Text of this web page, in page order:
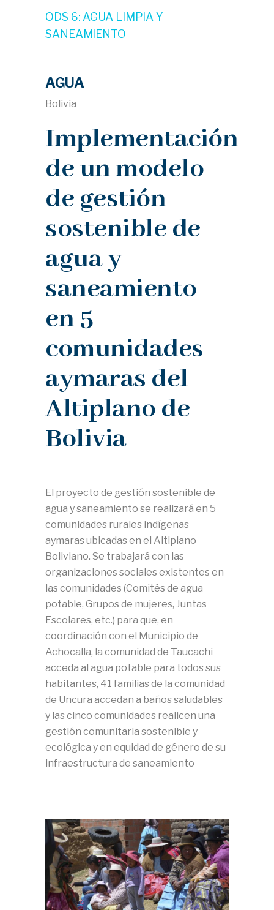
ODS 6: AGUA LIMPIA Y
SANEAMIENTO
AGUA
Bolivia
Implementación
de un modelo
de gestión
sostenible de
agua y
saneamiento
en 5
comunidades
aymaras del
Altiplano de
Bolivia
El proyecto de gestión sostenible de
agua y saneamiento se realizará en 5
comunidades rurales indígenas
aymaras ubicadas en el Altiplano
Boliviano. Se trabajará con las
organizaciones sociales existentes en
las comunidades (Comités de agua
potable, Grupos de mujeres, Juntas
Escolares, etc.) para que, en
coordinación con el Municipio de
Achocalla, la comunidad de Taucachi
acceda al agua potable para todos sus
habitantes, 41 familias de la comunidad
de Uncura accedan a baños saludables
y las cinco comunidades realicen una
gestión comunitaria sostenible y
ecológica y en equidad de género de su
infraestructura de saneamiento